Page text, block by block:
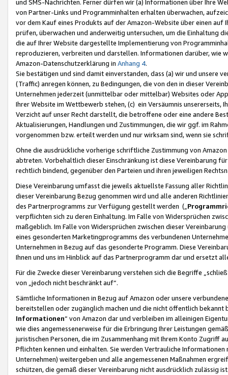
und SMS-Nachrichten. Ferner dürfen wir (a) Informationen über Ihre
von Partner-Links und Programminhalten erhalten überwachen,
vor dem Kauf eines Produkts auf der Amazon-Website über einen
prüfen, überwachen und anderweitig untersuchen, um die Einhaltung
die auf Ihrer Website dargestellte Implementierung von
reproduzieren, verbreiten und darstellen. Informationen darüber, wie
Amazon-Datenschutzerklärung in Anhang 4.
Sie bestätigen und sind damit einverstanden, dass (a) wir und
(Traffic) anregen können, zu Bedingungen, die von den in dieser
Unternehmen jederzeit (unmittelbar oder mittelbar) Websites oder
Ihrer Website im Wettbewerb stehen, (c) ein Versäumnis unsererseits,
Verzicht auf unser Recht darstellt, die betroffene oder eine andere
Aktualisierungen, Handlungen und Zustimmungen, die wir ggf. im
vorgenommen bzw. erteilt werden und nur wirksam sind, wenn sie
Ohne die ausdrückliche vorherige schriftliche Zustimmung von
abtreten. Vorbehaltlich dieser Einschränkung ist diese Vereinbarung
rechtlich bindend, gegenüber den Parteien und ihren jeweiligen
Diese Vereinbarung umfasst die jeweils aktuellste Fassung aller
dieser Vereinbarung Bezug genommen wird und alle anderen
des Partnerprogramms zur Verfügung gestellt werden („
verpflichten sich zu deren Einhaltung. Im Falle von Widersprüchen
maßgeblich. Im Falle von Widersprüchen zwischen dieser
eines gesonderten Marketingprogramms des verbundenen
Unternehmen in Bezug auf das gesonderte Programm. Diese
Ihnen und uns im Hinblick auf das Partnerprogramm dar und ersetzt
Für die Zwecke dieser Vereinbarung verstehen sich die Begriffe
von „jedoch nicht beschränkt auf“.
Sämtliche Informationen in Bezug auf Amazon oder unsere
bereitstellen oder zugänglich machen und die nicht öffentlich
Informationen“ von Amazon dar und verbleiben im alleinigen
wie dies angemessenerweise für die Erbringung Ihrer Leistungen
juristischen Personen, die im Zusammenhang mit Ihrem Konto
Pflichten kennen und einhalten. Sie werden Vertrauliche
Unternehmen) weitergeben und alle angemessenen Maßnahmen
schützen, die gemäß dieser Vereinbarung nicht ausdrücklich zulässig